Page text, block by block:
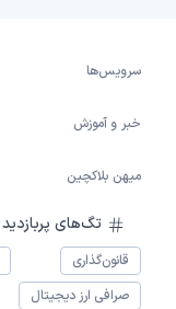
سرویس‌ها
خبر و آموزش
میهن بلاکچین
تگ‌های پربازدید
قانون‌گذاری
صرافی ارز دیجیتال